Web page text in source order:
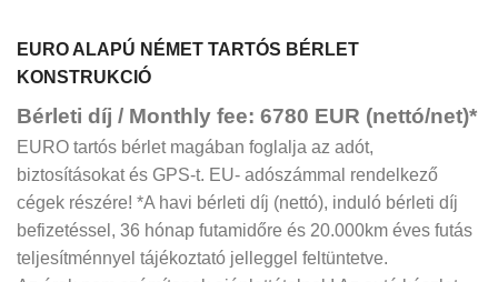
EURO ALAPÚ NÉMET TARTÓS BÉRLET
KONSTRUKCIÓ
Bérleti díj / Monthly fee: 6780 EUR (nettó/net)*
EURO tartós bérlet magában foglalja az adót,
biztosításokat és GPS-t. EU- adószámmal rendelkező
cégek részére! *A havi bérleti díj (nettó), induló bérleti díj
befizetéssel, 36 hónap futamidőre és 20.000km éves futás
teljesítménnyel tájékoztató jelleggel feltüntetve.